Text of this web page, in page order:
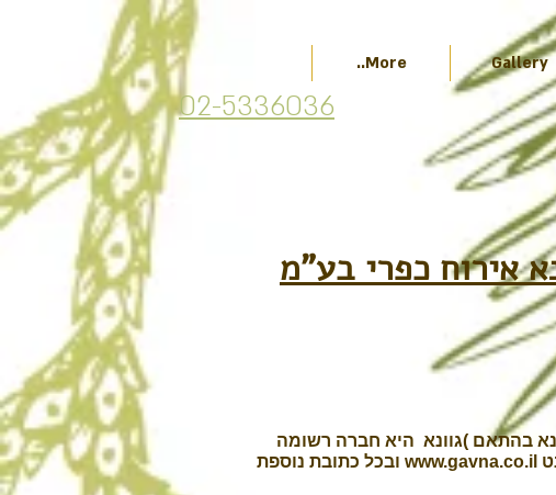
Gallery
More..
02-5336036
בהתאם )גוונא היא חברה רשומה
www.gavna.co.il ובכל כתובת נוספת